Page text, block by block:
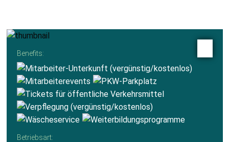
Benefits:
Betriebsart: